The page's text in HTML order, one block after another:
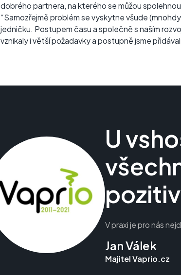
dobrého partnera, na kterého se můžou
“Samozřejmě problém se vyskytne všude
jedničku. Postupem času a společně s naším
vznikaly i větší požadavky a postupně jsme
U
V praxi je pro nás
Jan Válek
Majitel Vaprio.cz